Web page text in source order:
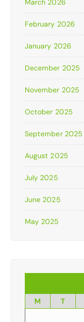
March 2026
February 2026
January 2026
December 2025
November 2025
October 2025
September 2025
August 2025
July 2025
June 2025
May 2025
M
T